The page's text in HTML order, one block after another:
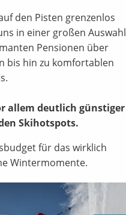
den Pisten grenzenlos
in einer großen Auswahl
Pensionen über
bis hin zu komfortablen
allem deutlich günstiger
Skihotspots.
für das wirklich
Wintermomente.